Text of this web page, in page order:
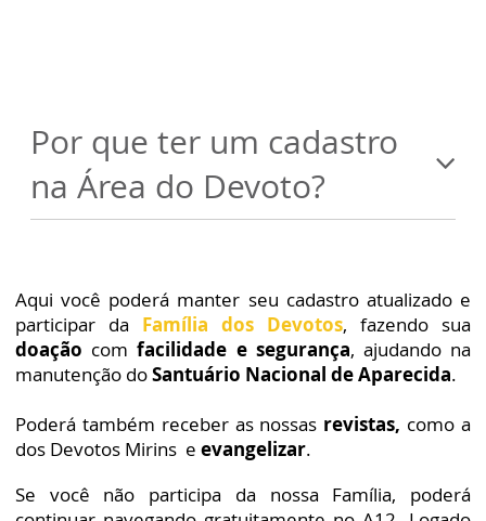
Por que ter um cadastro
na Área do Devoto?
Aqui você poderá manter seu cadastro atualizado e
participar da Família dos Devotos, fazendo sua
doação comfacilidade e segurança, ajudando na
manutenção doSantuário Nacional de Aparecida.
Poderá também receber as nossas revistas, como a
dos Devotos Mirins e evangelizar.
Se você não participa da nossa Família, poderá